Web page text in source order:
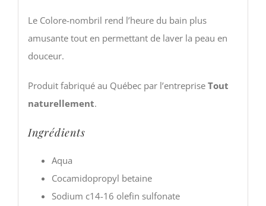
Le Colore-nombril rend l’heure du bain plus
amusante tout en permettant de laver la peau en
douceur.
Produit fabriqué au Québec par l’entreprise Tout
naturellement.
Ingrédients
Aqua
Cocamidopropyl betaine
Sodium c14-16 olefin sulfonate